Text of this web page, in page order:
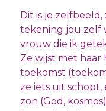
Dit is je
tekening jou zelf
vrouw die ik
Ze wijst met
toekomst
ze iets uit
zon (God,